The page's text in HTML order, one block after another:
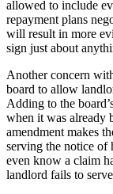
allowed to include
repayment plans
will result in more
sign just about
Another concern
board to allow
Adding to the
when it was already
amendment makes
serving the notice of
even know a claim
landlord fails to